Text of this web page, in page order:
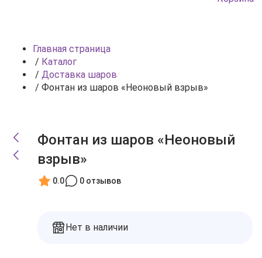
Главная страница
/ Каталог
/ Доставка шаров
/ Фонтан из шаров «Неоновый взрыв»
Фонтан из шаров «Неоновый
взрыв»
0.0 0 отзывов
Нет в наличии